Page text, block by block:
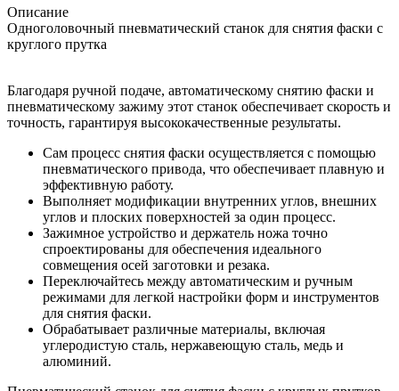
Описание
Одноголовочный пневматический станок для снятия фаски с
круглого прутка
Благодаря ручной подаче, автоматическому снятию фаски и
пневматическому зажиму этот станок обеспечивает скорость и
точность, гарантируя высококачественные результаты.
Сам процесс снятия фаски осуществляется с помощью
пневматического привода, что обеспечивает плавную и
эффективную работу.
Выполняет модификации внутренних углов, внешних
углов и плоских поверхностей за один процесс.
Зажимное устройство и держатель ножа точно
спроектированы для обеспечения идеального
совмещения осей заготовки и резака.
Переключайтесь между автоматическим и ручным
режимами для легкой настройки форм и инструментов
для снятия фаски.
Обрабатывает различные материалы, включая
углеродистую сталь, нержавеющую сталь, медь и
алюминий.